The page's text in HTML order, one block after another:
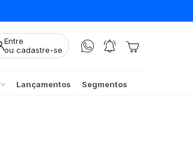
Entre
ou cadastre-se
Lançamentos Segmentos